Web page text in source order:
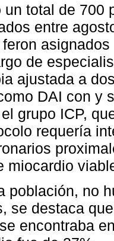
un total de 700
entre
de
ajustada a
DAI con y
grupo ICP,
requería
miocardio
población, no
se destaca
encontraba